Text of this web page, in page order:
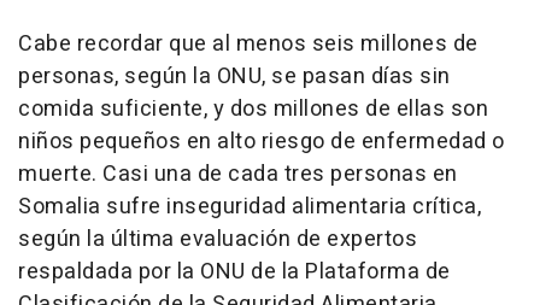
Cabe recordar que al menos seis millones de
personas, según la ONU, se pasan días sin
comida suficiente, y dos millones de ellas son
niños pequeños en alto riesgo de enfermedad o
muerte. Casi una de cada tres personas en
Somalia sufre inseguridad alimentaria crítica,
según la última evaluación de expertos
respaldada por la ONU de la Plataforma de